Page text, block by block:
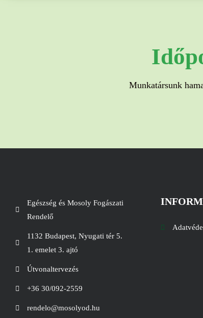
Munkatársunk
Egészség és Mosoly Fogászati
Rendelő
1132 Budapest, Nyugati tér 5.
1. emelet 3. ajtó
Útvonaltervezés
+36 30/092-2559
rendelo@mosolyod.hu